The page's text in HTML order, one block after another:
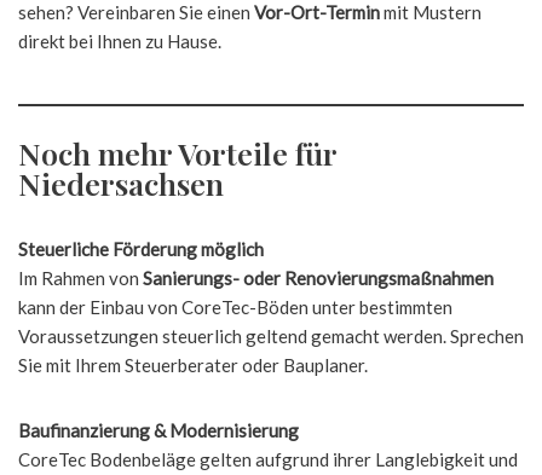
sehen? Vereinbaren Sie einen Vor-Ort-Terminmit Mustern
direkt bei Ihnen zu Hause.
Noch mehr Vorteile für
Niedersachsen
Steuerliche Förderung möglich
Im Rahmen von Sanierungs- oder Renovierungsmaßnahmen
kann der Einbau von CoreTec-Böden unter bestimmten
Voraussetzungen steuerlich geltend gemacht werden. Sprechen
Sie mit Ihrem Steuerberater oder Bauplaner.
Baufinanzierung & Modernisierung
CoreTec Bodenbeläge gelten aufgrund ihrer Langlebigkeit und